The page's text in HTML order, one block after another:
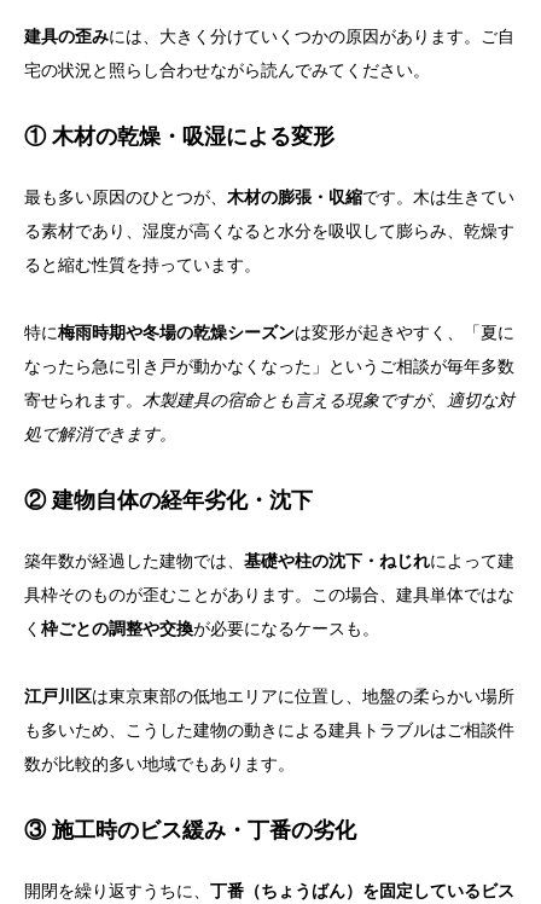
建具の歪みには、大きく分けていくつかの原因があります。ご自
宅の状況と照らし合わせながら読んでみてください。
① 木材の乾燥・吸湿による変形
最も多い原因のひとつが、 木材の膨張・収縮です。木は生きてい
る素材であり、湿度が高くなると水分を吸収して膨らみ、乾燥す
ると縮む性質を持っています。
特に梅雨時期や冬場の乾燥シーズンは変形が起きやすく、「夏に
なったら急に引き戸が動かなくなった」というご相談が毎年多数
寄せられます。 木製建具の宿命とも言える現象ですが、適切な対
処で解消できます。
② 建物自体の経年劣化・沈下
築年数が経過した建物では、 基礎や柱の沈下・ねじれによって建
具枠そのものが歪むことがあります。この場合、建具単体ではな
く 枠ごとの調整や交換が必要になるケースも。
江戸川区は東京東部の低地エリアに位置し、地盤の柔らかい場所
も多いため、こうした建物の動きによる建具トラブルはご相談件
数が比較的多い地域でもあります。
③ 施工時のビス緩み・丁番の劣化
開閉を繰り返すうちに、 丁番（ちょうばん）を固定しているビス